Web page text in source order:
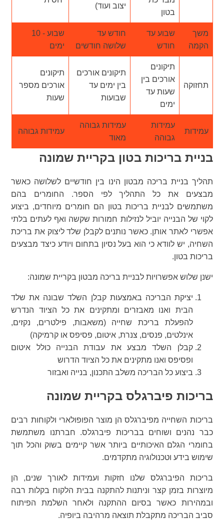
בטון
יצוב ועוד)
משך
הקמה
שבוע עד
חודש
חודש עד
שלושה חודשים
שבוע - 10
ימים
תחזוקה
תיקונים
אורכים בין
שעות עד
ימים
תיקונים אורכים
בין ימים עד
שבועות
תיקונים
אורכים מספר
שעות
עמידות
עמידות
גבוהה
עמידות גבוהה
מאוד
עמידות גבוהה
בניית בריכות בטון בקריית שמונה
תהליך בניית בריכה מבטון הינו בין חודשיים לשלושה כאשר
מבצעים את כל התהליך לפי הספר. החומרים בהם
משתמשים לבניית בריכות בטון הם חומרים מיוחדים, ביצוע
לקוי של הבנייה יוביל לנזילות חמורות שקשה ואף לעתים בלתי
אפשרי לאתר אותן. כאשר נותנים לקבלן שלד ליצוק את בריכת
השחיה, יש לוודא כי הוא בעל נסיון בתחום ויודע כיצד מבצעים
בריכות בטון.
ישנן שלוש אפשרויות לבניית בריכה מבטון בקריית שמונה:
יציקת הבריכה באמצעות קבלן השלד שבונה את שלד
הבית ואנו מאבזרים ומתקינים את כל הציוד הנדרש
להפעלת בריכת שחייה (משאבות, פילטרים, נקזים,
אינלטים, פנסים, צנרת, איטום, פסיפס או קרמיקה)
קבלן השלד מבצע את עבודת הבנייה כולל איטום
ופסיפס ואנו מתקינים את כל הציוד הדרוש
ביצוע כל הבריכה משלב התכנון, בנייה ואבזור
בריכות פיברגלס בקריית שמונה
בריכות השחייה מפיברגלס הן מוצר הפופולארי ולקוחות רבים
כבר נהנים ושוחים בבריכות פיברגלס. חברתנו משתמשת
בחומרי הגלם האיכותיים ביותר אשר קיימים בשוק והכל תוך
שימוש בידע וטכנולוגיה מתקדמים.
בריכות הפיברגלס שלנו חזקות ועמידות לאורך שנים, הן
מיוצרות בזמן קצר וניתנות להתקנה בבית הלקוח בקלות רבה
ובמהירות כאשר בסיום ההתקנה ולאחר השלמת הפיתוח
סביב הבריכה מתקבלת תוצאה מרהיבה ביופיה.